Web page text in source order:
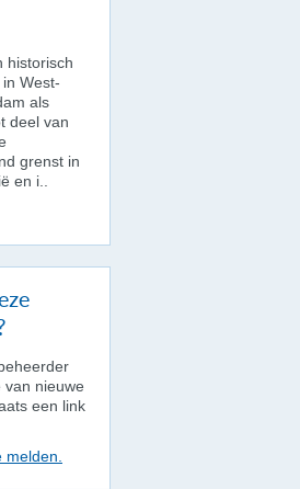
historisch
West-
als
deel van
grenst in
en i..
van nieuwe
een link